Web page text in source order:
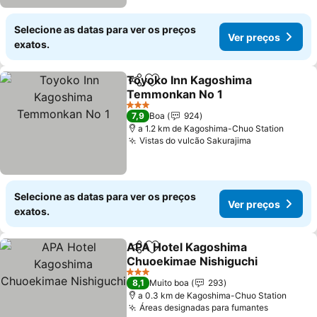
Selecione as datas para ver os preços
exatos.
Ver preços
PartilharAdicionar aos favoritos
Toyoko Inn Kagoshima
Temmonkan No 1
Ver preços
3 Estrelas
7,9 Boa
924
a 1.2 km de Kagoshima-Chuo Station
Vistas do vulcão Sakurajima
Selecione as datas para ver os preços
exatos.
Ver preços
PartilharAdicionar aos favoritos
APA Hotel Kagoshima
Chuoekimae Nishiguchi
Ver preços
3 Estrelas
8,1 Muito boa
293
a 0.3 km de Kagoshima-Chuo Station
Áreas designadas para fumantesVer